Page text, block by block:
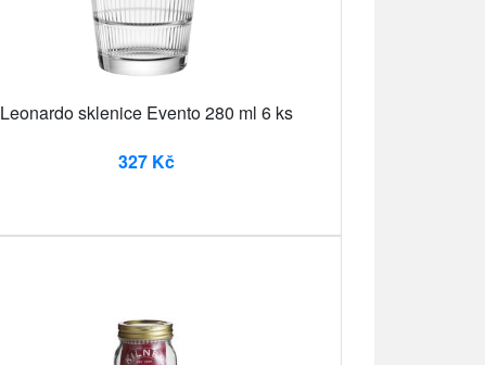
Leonardo sklenice Evento 280 ml 6 ks
327 Kč